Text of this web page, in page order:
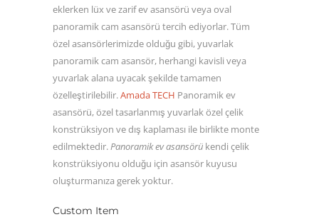
eklerken lüx ve zarif ev asansörü veya oval
panoramik cam asansörü tercih ediyorlar. Tüm
özel asansörlerimizde olduğu gibi, yuvarlak
panoramik cam asansör, herhangi kavisli veya
yuvarlak alana uyacak şekilde tamamen
özelleştirilebilir.Amada TECH Panoramik ev
asansörü, özel tasarlanmış yuvarlak özel çelik
konstrüksiyon ve dış kaplaması ile birlikte monte
edilmektedir.Panoramik ev asansörü kendi çelik
konstrüksiyonu olduğu için asansör kuyusu
oluşturmanıza gerek yoktur.
Custom Item